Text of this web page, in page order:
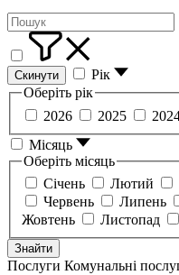
Скинути
Рік
Оберіть рік
2026
2025
Місяць
Оберіть місяць
Січень
Лютий
Червень
Липень
Жовтень
Листопад
Знайти
Послуги Комунальні